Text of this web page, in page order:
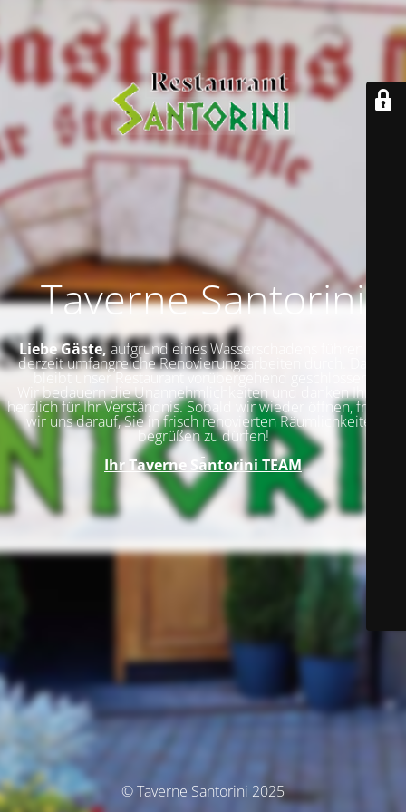
Taverne Santorini
Liebe Gäste,aufgrund eines Wasserschadens führen wir
derzeit umfangreiche Renovierungsarbeiten durch. Daher
bleibt unser Restaurant vorübergehend geschlossen.
Wir bedauern die Unannehmlichkeiten und danken Ihnen
herzlich für Ihr Verständnis. Sobald wir wieder öffnen, freuen
wir uns darauf, Sie in frisch renovierten Räumlichkeiten
begrüßen zu dürfen!
Ihr Taverne Santorini TEAM
© Taverne Santorini 2025